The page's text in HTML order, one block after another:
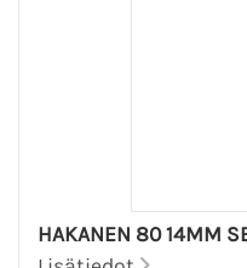
HAKANEN 80 14MM